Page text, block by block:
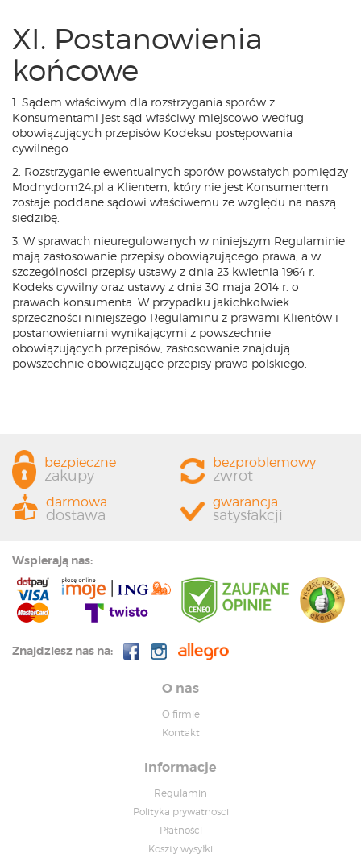
XI. Postanowienia
końcowe
1. Sądem właściwym dla rozstrzygania sporów z
Konsumentami jest sąd właściwy miejscowo według
obowiązujących przepisów Kodeksu postępowania
cywilnego.
2. Rozstrzyganie ewentualnych sporów powstałych pomiędzy
Modnydom24.pl a Klientem, który nie jest Konsumentem
zostaje poddane sądowi właściwemu ze względu na naszą
siedzibę.
3. W sprawach nieuregulowanych w niniejszym Regulaminie
mają zastosowanie przepisy obowiązującego prawa, a w
szczególności przepisy ustawy z dnia 23 kwietnia 1964 r.
Kodeks cywilny oraz ustawy z dnia 30 maja 2014 r. o
prawach konsumenta. W przypadku jakichkolwiek
sprzeczności niniejszego Regulaminu z prawami Klientów i
postanowieniami wynikającymi z powszechnie
obowiązujących przepisów, zastosowanie znajdują
powszechnie obowiązujące przepisy prawa polskiego.
bezpieczne
zakupy
bezproblemowy
zwrot
darmowa
dostawa
gwarancja
satysfakcji
Wspierają nas:
Znajdziesz nas na:
O nas
O firmie
Kontakt
Informacje
Regulamin
Polityka prywatnosci
Płatności
Koszty wysyłki